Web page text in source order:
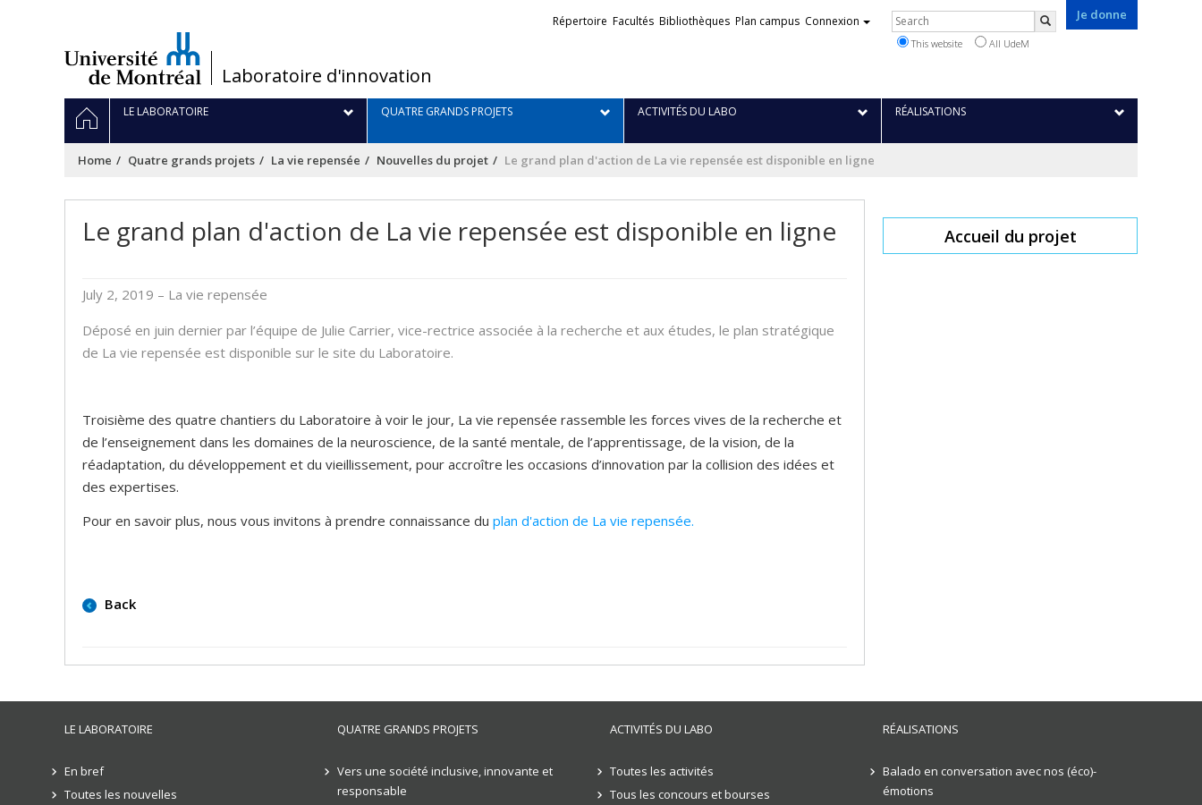
/Laboratoire d'innovation
Je donne
Liens
Répertoire Facultés Bibliothèques Plan campus Connexion Rechercher
This website All UdeM
Navigation
principale
HOMELE LABORATOIRE QUATRE GRANDS PROJETS ACTIVITÉS DU LABO RÉALISATIONS
Home Quatre grands projets La vie repensée Nouvelles du projet Le grand plan d'action de La vie repensée est disponible en ligne
Le grand plan d'action de La vie repensée est disponible en ligne
July 2, 2019 – La vie repensée
Déposé en juin dernier par l’équipe de Julie Carrier, vice-rectrice associée à la recherche et aux études, le plan stratégique
de La vie repensée est disponible sur le site du Laboratoire.
Troisième des quatre chantiers du Laboratoire à voir le jour, La vie repensée rassemble les forces vives de la recherche et
de l’enseignement dans les domaines de la neuroscience, de la santé mentale, de l’apprentissage, de la vision, de la
réadaptation, du développement et du vieillissement, pour accroître les occasions d’innovation par la collision des idées et
des expertises.
Pour en savoir plus, nous vous invitons à prendre connaissance du plan d'action de La vie repensée.
Back
Accueil du projet
LE LABORATOIRE
En bref
Toutes les nouvelles
QUATRE GRANDS PROJETS
Vers une société inclusive, innovante et
responsable
ACTIVITÉS DU LABO
Toutes les activités
Tous les concours et bourses
RÉALISATIONS
Balado en conversation avec nos (éco)-
émotions